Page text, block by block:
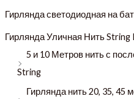
Гирлянда светодиодная на
Гирлянда Уличная Нить String
5 и 10 Метров нить с
String
Гирлянда нить 20, 35, 45